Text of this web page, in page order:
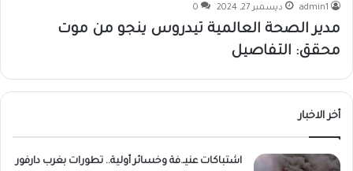
admin1 ديسمبر 27, 2024 0
مدير الصحة العالمية تيدروس ينجو من موت
محقق: التفاصيل
أخر الاخبار
اشتباكات عنيـ.فة وخسائر أولية.. تطورات بغرب دارفور